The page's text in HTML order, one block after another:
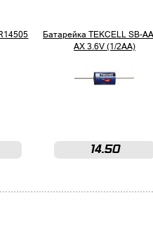
Батарейка TEKCELL SB-
AX 3.6V (1/2AA)
14.50